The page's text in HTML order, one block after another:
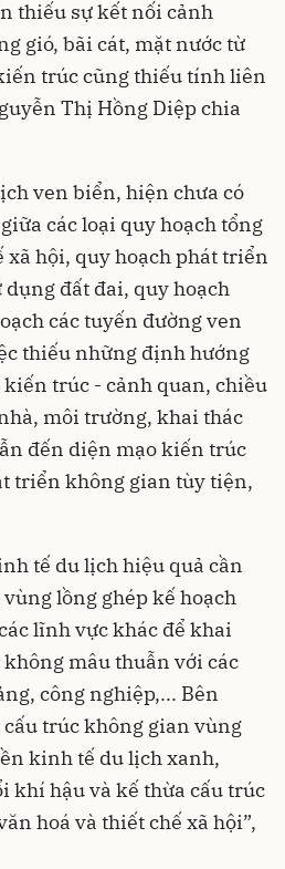
thiếu sự kết nối cảnh
gió, bãi cát, mặt nước từ
trúc cũng thiếu tính liên
Thị Hồng Diệp chia
ven biển, hiện chưa có
các loại quy hoạch tổng
hội, quy hoạch phát triển
đất đai, quy hoạch
các tuyến đường ven
thiếu những định hướng
trúc - cảnh quan, chiều
môi trường, khai thác
đến diện mạo kiến trúc
triển không gian tùy tiện,
tế du lịch hiệu quả cần
lồng ghép kế hoạch
lĩnh vực khác để khai
mâu thuẫn với các
công nghiệp,... Bên
trúc không gian vùng
kinh tế du lịch xanh,
khí hậu và kế thừa cấu trúc
hoá và thiết chế xã hội”,